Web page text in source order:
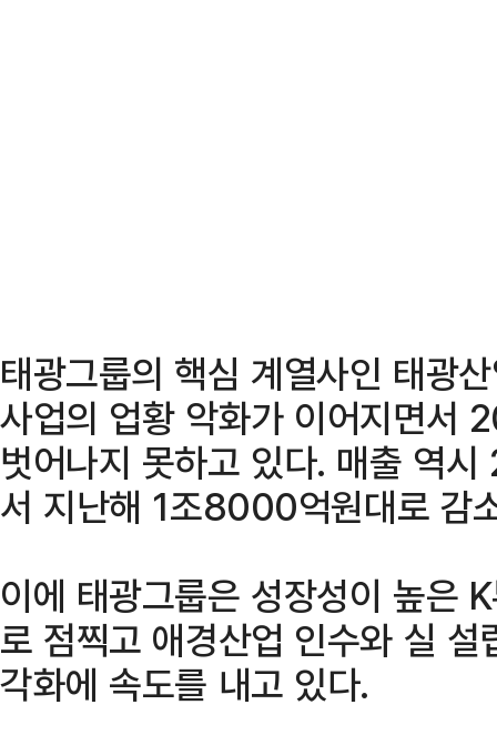
태광그룹의 핵심 계열사인 태광
사업의 업황 악화가 이어지면서
벗어나지 못하고 있다. 매출 역
서 지난해 1조8000억원대로 감
이에 태광그룹은 성장성이 높은
로 점찍고 애경산업 인수와 실
각화에 속도를 내고 있다.